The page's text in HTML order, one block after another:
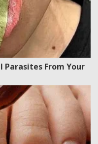
Parasites From Your